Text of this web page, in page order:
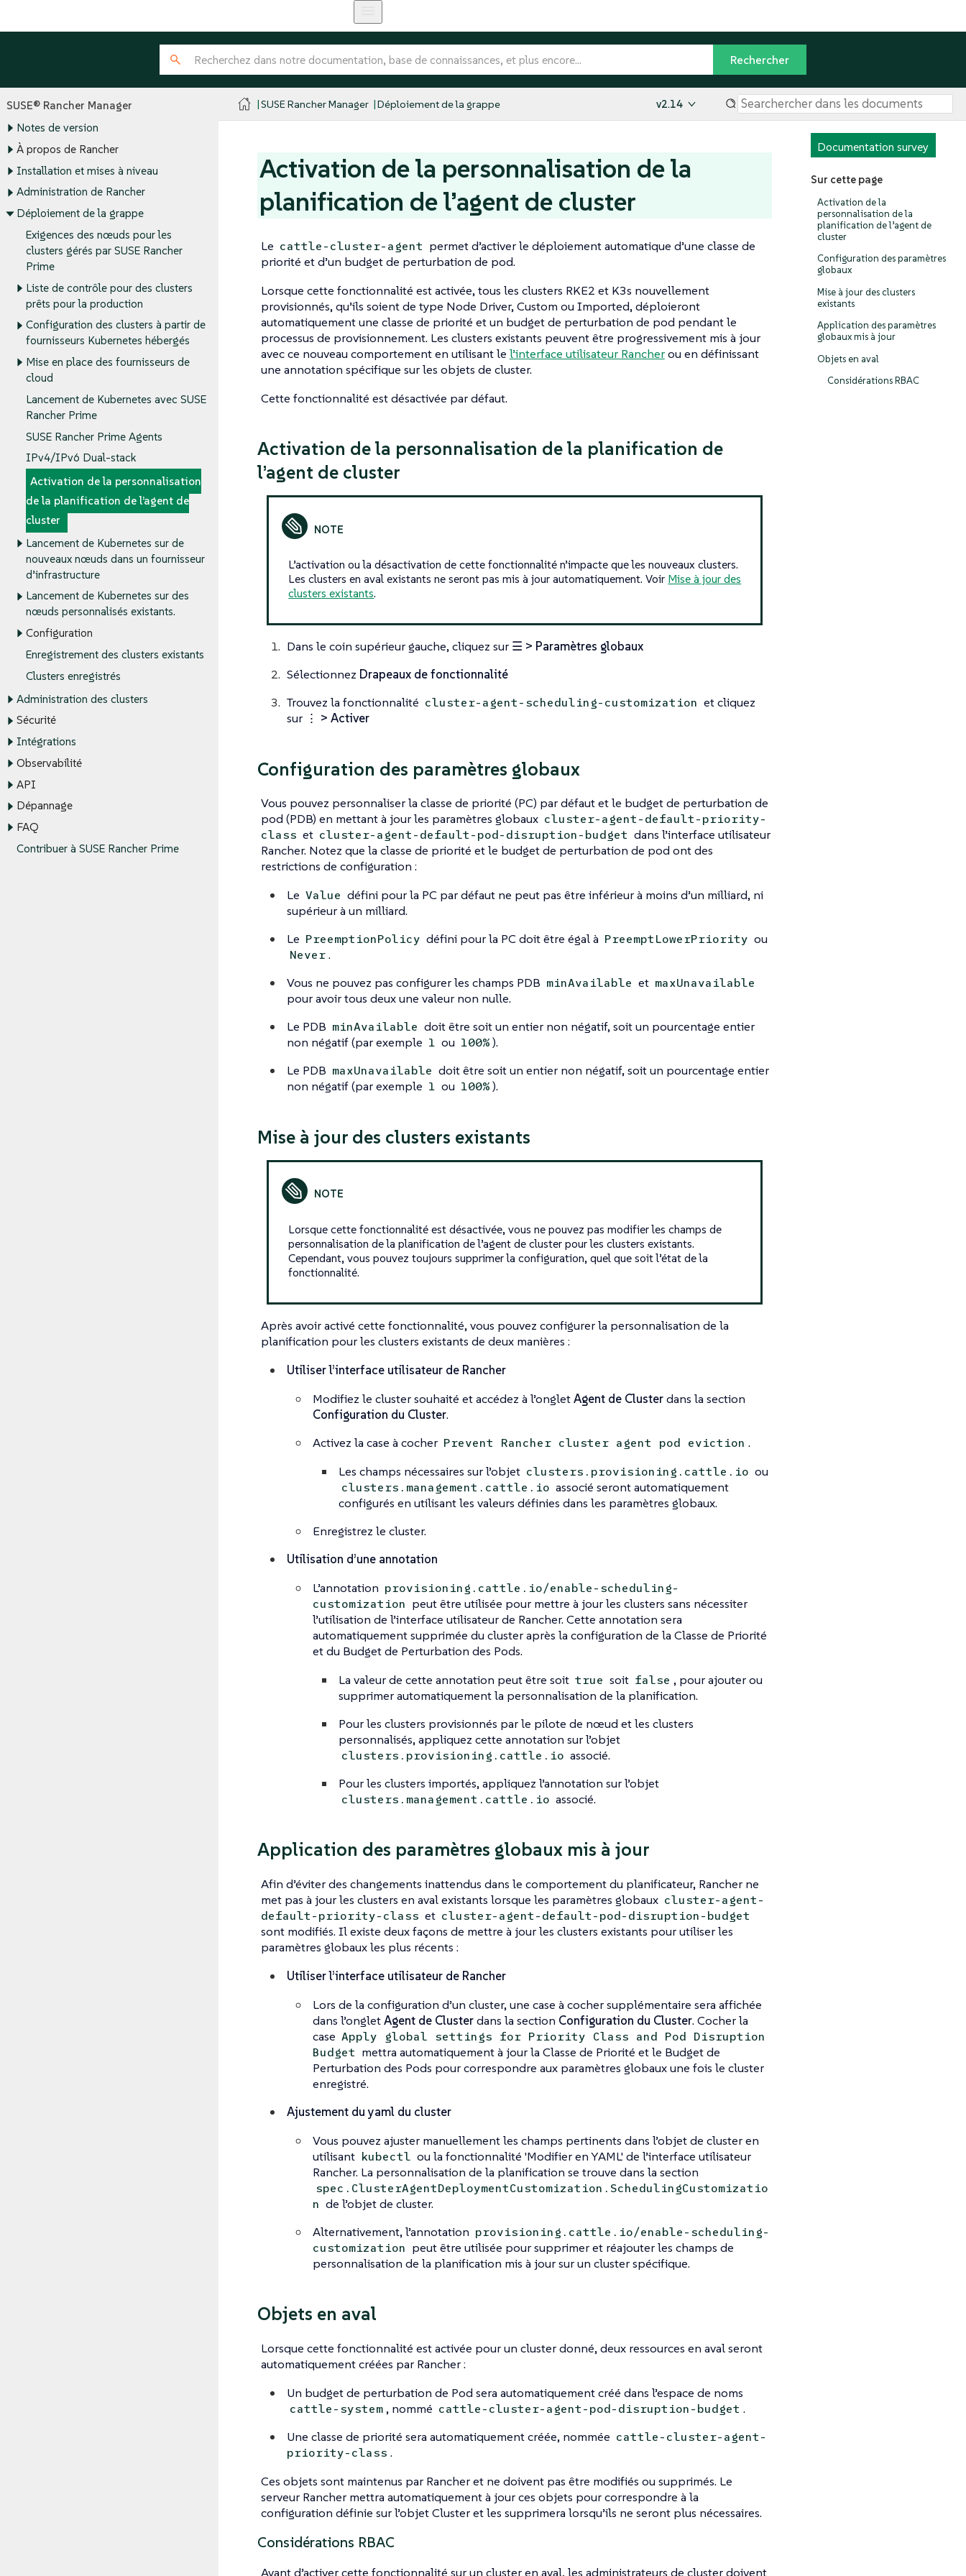
SUSE® Rancher Manager
Notes de version
À propos de Rancher
Installation et mises à niveau
Administration de Rancher
Déploiement de la grappe
Exigences des nœuds pour les
clusters gérés par SUSE Rancher
Prime
Liste de contrôle pour des clusters
prêts pour la production
Configuration des clusters à partir de
fournisseurs Kubernetes hébergés
Mise en place des fournisseurs de
cloud
Lancement de Kubernetes avec SUSE
Rancher Prime
SUSE Rancher Prime Agents
IPv4/IPv6 Dual-stack
Activation de la personnalisation
de la planification de l’agent de
cluster
Lancement de Kubernetes sur de
nouveaux nœuds dans un fournisseur
d’infrastructure
Lancement de Kubernetes sur des
nœuds personnalisés existants.
Configuration
Enregistrement des clusters existants
Clusters enregistrés
Administration des clusters
Sécurité
Intégrations
Observabilité
API
Dépannage
FAQ
Contribuer à SUSE Rancher Prime
SUSE Rancher Manager Déploiement de la grappe v2.14
Documentation survey
Sur cette page
Activation de la
personnalisation de la
planification de l’agent de
cluster
Configuration des paramètres
globaux
Mise à jour des clusters
existants
Application des paramètres
globaux mis à jour
Objets en aval
Considérations RBAC
Activation de la personnalisation de la
planification de l’agent de cluster
Le cattle-cluster-agent permet d’activer le déploiement automatique d’une classe de
priorité et d’un budget de perturbation de pod.
Lorsque cette fonctionnalité est activée, tous les clusters RKE2 et K3s nouvellement
provisionnés, qu’ils soient de type Node Driver, Custom ou Imported, déploieront
automatiquement une classe de priorité et un budget de perturbation de pod pendant le
processus de provisionnement. Les clusters existants peuvent être progressivement mis à jour
avec ce nouveau comportement en utilisant le l’interface utilisateur Rancherou en définissant
une annotation spécifique sur les objets de cluster.
Cette fonctionnalité est désactivée par défaut.
Activation de la personnalisation de la planification de
l’agent de cluster
L’activation ou la désactivation de cette fonctionnalité n’impacte que les nouveaux clusters.
Les clusters en aval existants ne seront pas mis à jour automatiquement. Voir Mise à jour des
clusters existants.
Dans le coin supérieur gauche, cliquez sur ☰ > Paramètres globaux
Sélectionnez Drapeaux de fonctionnalité
Trouvez la fonctionnalité cluster-agent-scheduling-customization et cliquez
sur ⋮ > Activer
Configuration des paramètres globaux
Vous pouvez personnaliser la classe de priorité (PC) par défaut et le budget de perturbation de
pod (PDB) en mettant à jour les paramètres globaux cluster-agent-default-priority-
class et cluster-agent-default-pod-disruption-budget dans l’interface utilisateur
Rancher. Notez que la classe de priorité et le budget de perturbation de pod ont des
restrictions de configuration :
Le Value défini pour la PC par défaut ne peut pas être inférieur à moins d’un milliard, ni
supérieur à un milliard.
Le PreemptionPolicy défini pour la PC doit être égal à PreemptLowerPriority ou
Never .
Vous ne pouvez pas configurer les champs PDB minAvailable et maxUnavailable
pour avoir tous deux une valeur non nulle.
Le PDB minAvailable doit être soit un entier non négatif, soit un pourcentage entier
non négatif (par exemple 1 ou 100%).
Le PDB maxUnavailable doit être soit un entier non négatif, soit un pourcentage entier
non négatif (par exemple 1 ou 100%).
Mise à jour des clusters existants
Lorsque cette fonctionnalité est désactivée, vous ne pouvez pas modifier les champs de
personnalisation de la planification de l’agent de cluster pour les clusters existants.
Cependant, vous pouvez toujours supprimer la configuration, quel que soit l’état de la
fonctionnalité.
Après avoir activé cette fonctionnalité, vous pouvez configurer la personnalisation de la
planification pour les clusters existants de deux manières :
Utiliser l’interface utilisateur de Rancher
Modifiez le cluster souhaité et accédez à l’ongletAgent de Clusterdans la section
Configuration du Cluster.
Activez la case à cocher Prevent Rancher cluster agent pod eviction .
Les champs nécessaires sur l’objet clusters.provisioning.cattle.io ou
clusters.management.cattle.io associé seront automatiquement
configurés en utilisant les valeurs définies dans les paramètres globaux.
Enregistrez le cluster.
Utilisation d’une annotation
L’annotation provisioning.cattle.io/enable-scheduling-
customization peut être utilisée pour mettre à jour les clusters sans nécessiter
l’utilisation de l’interface utilisateur de Rancher. Cette annotation sera
automatiquement supprimée du cluster après la configuration de la Classe de Priorité
et du Budget de Perturbation des Pods.
La valeur de cette annotation peut être soit true soit false , pour ajouter ou
supprimer automatiquement la personnalisation de la planification.
Pour les clusters provisionnés par le pilote de nœud et les clusters
personnalisés, appliquez cette annotation sur l’objet
clusters.provisioning.cattle.io associé.
Pour les clusters importés, appliquez l’annotation sur l’objet
clusters.management.cattle.io associé.
Application des paramètres globaux mis à jour
Afin d’éviter des changements inattendus dans le comportement du planificateur, Rancher ne
met pas à jour les clusters en aval existants lorsque les paramètres globaux cluster-agent-
default-priority-class et cluster-agent-default-pod-disruption-budget
sont modifiés. Il existe deux façons de mettre à jour les clusters existants pour utiliser les
paramètres globaux les plus récents :
Utiliser l’interface utilisateur de Rancher
Lors de la configuration d’un cluster, une case à cocher supplémentaire sera affichée
dans l’ongletAgent de Clusterdans la section Configuration du Cluster. Cocher la
case Apply global settings for Priority Class and Pod Disruption
Budget mettra automatiquement à jour la Classe de Priorité et le Budget de
Perturbation des Pods pour correspondre aux paramètres globaux une fois le cluster
enregistré.
Ajustement du yaml du cluster
Vous pouvez ajuster manuellement les champs pertinents dans l’objet de cluster en
utilisant kubectl ou la fonctionnalité 'Modifier en YAML' de l’interface utilisateur
Rancher. La personnalisation de la planification se trouve dans la section
spec.ClusterAgentDeploymentCustomization.SchedulingCustomizatio
n de l’objet de cluster.
Alternativement, l’annotation provisioning.cattle.io/enable-scheduling-
customization peut être utilisée pour supprimer et réajouter les champs de
personnalisation de la planification mis à jour sur un cluster spécifique.
Objets en aval
Lorsque cette fonctionnalité est activée pour un cluster donné, deux ressources en aval seront
automatiquement créées par Rancher :
Un budget de perturbation de Pod sera automatiquement créé dans l’espace de noms
cattle-system , nommé cattle-cluster-agent-pod-disruption-budget .
Une classe de priorité sera automatiquement créée, nommée cattle-cluster-agent-
priority-class .
Ces objets sont maintenus par Rancher et ne doivent pas être modifiés ou supprimés. Le
serveur Rancher mettra automatiquement à jour ces objets pour correspondre à la
configuration définie sur l’objet Cluster et les supprimera lorsqu’ils ne seront plus nécessaires.
Considérations RBAC
Avant d’activer cette fonctionnalité sur un cluster en aval, les administrateurs de cluster doivent